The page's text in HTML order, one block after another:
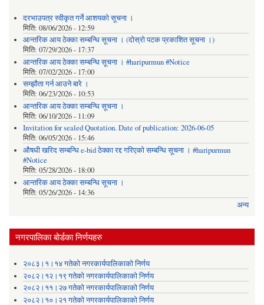
दरभाउपत्र स्वीकृत गर्ने आशयको सूचना ।
मिति: 08/06/2026 - 12:59
आन्तरिक आय ठेक्का सम्बन्धि सूचना । (दोस्रो पटक प्रकाशित सूचना ।)
मिति: 07/29/2026 - 17:37
आन्तरिक आय ठेक्का सम्बन्धि सूचना । #haripurmun #Notice
मिति: 07/02/2026 - 17:00
सम्झौता गर्न आउने बारे ।
मिति: 06/23/2026 - 10:53
आन्तरिक आय ठेक्का सम्बन्धि सूचना ।
मिति: 06/10/2026 - 11:09
Invitation for sealed Quotation. Date of publication: 2026-06-05
मिति: 06/05/2026 - 15:46
औषधी खरिद सम्बन्धि e-bid ठेक्का रद्द गरिएको सम्बन्धि सूचना । #haripurmun
#Notice
मिति: 05/28/2026 - 18:00
आन्तरिक आय ठेक्का सम्बन्धि सूचना ।
मिति: 05/26/2026 - 14:36
अन्य
नगरपालिका बोर्डका निर्णयहरु
२०८३।१।१४ गतेको नगरकार्यपालिकाको निर्णय
२०८२।१२।१९ गतेको नगरकार्यपालिकाको निर्णय
२०८२।११।२७ गतेको नगरकार्यपालिकाको निर्णय
२०८२।१०।२१ गतेको नगरकार्यपालिकाको निर्णय